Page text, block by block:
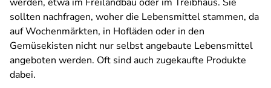
sollten nachfragen, woher die Lebensmittel stammen, da
auf Wochenmärkten, in Hofläden oder in den
Gemüsekisten nicht nur selbst angebaute Lebensmittel
angeboten werden. Oft sind auch zugekaufte Produkte
dabei.